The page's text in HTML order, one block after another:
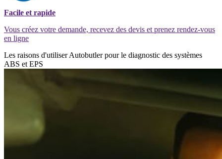
Facile et rapide
Vous créez votre demande, recevez des devis et prenez rendez-vous
en ligne
Les raisons d'utiliser Autobutler pour le diagnostic des systèmes
ABS et EPS